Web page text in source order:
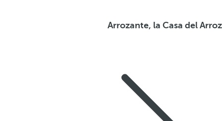
Arrozante, la Casa del Arroz